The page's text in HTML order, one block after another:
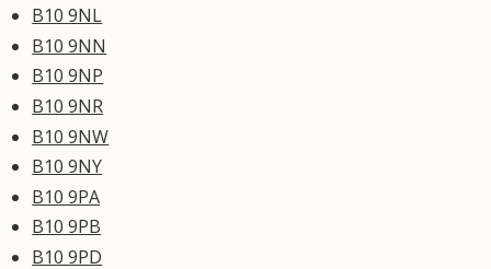
B10 9NL
B10 9NN
B10 9NP
B10 9NR
B10 9NW
B10 9NY
B10 9PA
B10 9PB
B10 9PD